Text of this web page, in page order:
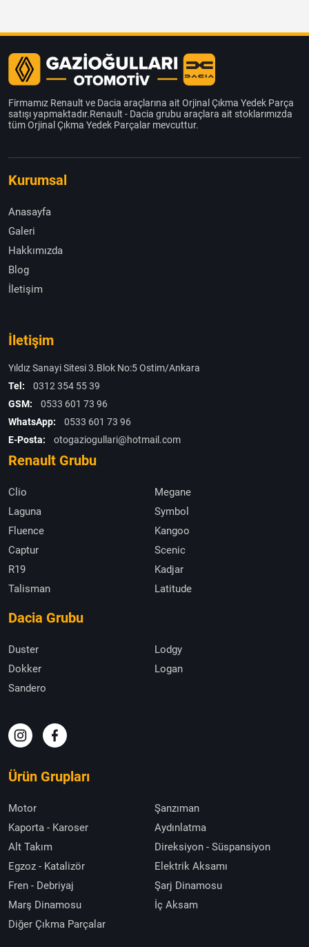
Firmamız Renault ve Dacia araçlarına ait Orjinal Çıkma Yedek Parça
satışı yapmaktadır.Renault - Dacia grubu araçlara ait stoklarımızda
tüm Orjinal Çıkma Yedek Parçalar mevcuttur.
Kurumsal
Anasayfa
Galeri
Hakkımızda
Blog
İletişim
İletişim
Yıldız Sanayi Sitesi 3.Blok No:5 Ostim/Ankara
Tel:
0312 354 55 39
GSM:
0533 601 73 96
WhatsApp:
0533 601 73 96
E-Posta:
otogaziogullari@hotmail.com
Renault Grubu
Clio
Megane
Laguna
Symbol
Fluence
Kangoo
Captur
Scenic
R19
Kadjar
Talisman
Latitude
Dacia Grubu
Duster
Lodgy
Dokker
Logan
Sandero
Ürün Grupları
Motor
Şanzıman
Kaporta - Karoser
Aydınlatma
Alt Takım
Direksiyon - Süspansiyon
Egzoz - Katalizör
Elektrik Aksamı
Fren - Debriyaj
Şarj Dinamosu
Marş Dinamosu
İç Aksam
Diğer Çıkma Parçalar